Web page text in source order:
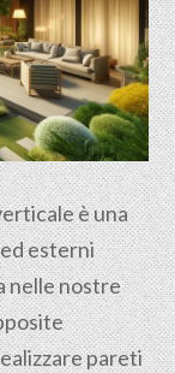
è una
esterni
nelle nostre
pareti